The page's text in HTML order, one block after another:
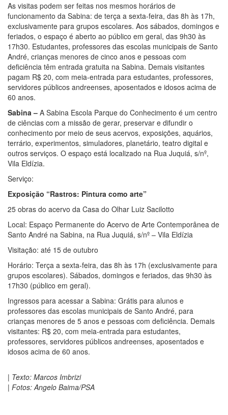
As visitas podem ser feitas nos mesmos horários de
funcionamento da Sabina: de terça a sexta-feira, das 8h às 17h,
exclusivamente para grupos escolares. Aos sábados, domingos e
feriados, o espaço é aberto ao público em geral, das 9h30 às
17h30. Estudantes, professores das escolas municipais de Santo
André, crianças menores de cinco anos e pessoas com
deficiência têm entrada gratuita na Sabina. Demais visitantes
pagam R$ 20, com meia-entrada para estudantes, professores,
servidores públicos andreenses, aposentados e idosos acima de
60 anos.
Sabina – A Sabina Escola Parque do Conhecimento é um centro
de ciências com a missão de gerar, preservar e difundir o
conhecimento por meio de seus acervos, exposições, aquários,
terrário, experimentos, simuladores, planetário, teatro digital e
outros serviços. O espaço está localizado na Rua Juquiá, s/nº,
Vila Eldízia.
Serviço:
Exposição “Rastros: Pintura como arte”
25 obras do acervo da Casa do Olhar Luiz Sacilotto
Local: Espaço Permanente do Acervo de Arte Contemporânea de
Santo André na Sabina, na Rua Juquiá, s/nº – Vila Eldízia
Visitação: até 15 de outubro
Horário: Terça a sexta-feira, das 8h às 17h (exclusivamente para
grupos escolares). Sábados, domingos e feriados, das 9h30 às
17h30 (público em geral).
Ingressos para acessar a Sabina: Grátis para alunos e
professores das escolas municipais de Santo André, para
crianças menores de 5 anos e pessoas com deficiência. Demais
visitantes: R$ 20, com meia-entrada para estudantes,
professores, servidores públicos andreenses, aposentados e
idosos acima de 60 anos.
| Texto: Marcos Imbrizi
| Fotos: Angelo Baima/PSA